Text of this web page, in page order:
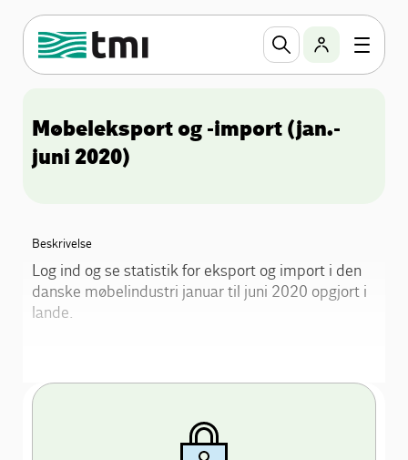
Møbeleksport og -import (jan.-
juni 2020)
Beskrivelse
Log ind og se statistik for eksport og import i den
danske møbelindustri januar til juni 2020 opgjort i
lande.